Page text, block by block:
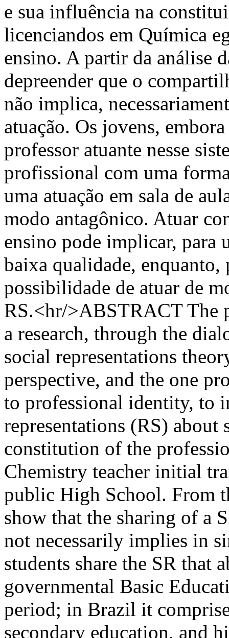
e sua influência na
licenciandos em Química
ensino. A partir da análise
depreender que o
não implica,
atuação. Os jovens,
professor atuante nesse
profissional com uma
uma atuação em sala de
modo antagônico. Atuar
ensino pode implicar, para
baixa qualidade, enquanto,
possibilidade de atuar de
RS.<hr/>ABSTRACT The
a research, through the
social representations
perspective, and the one
to professional identity, to
representations (RS)
constitution of the
Chemistry teacher initial
public High School. From
show that the sharing of a
not necessarily implies in
students share the SR that
governmental Basic
period; in Brazil it
secondary education, and